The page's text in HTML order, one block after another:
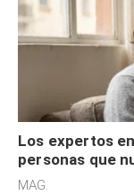
Los expertos
personas que
redes sociales
MAG.